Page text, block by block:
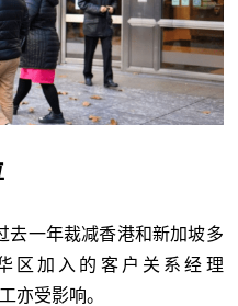
去一年裁减香港和新加坡多
区加入的客户关系经理
亦受影响。